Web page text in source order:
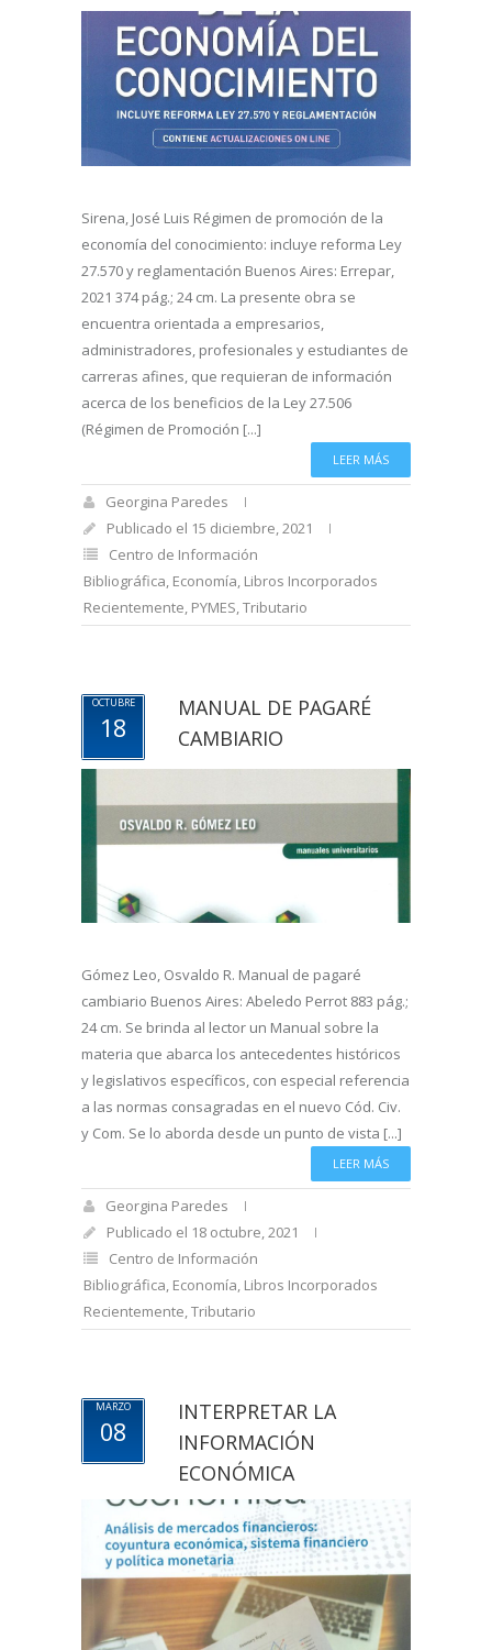
Sirena, José Luis Régimen de promoción de la
economía del conocimiento: incluye reforma Ley
27.570 y reglamentación Buenos Aires: Errepar,
2021 374 pág.; 24 cm. La presente obra se
encuentra orientada a empresarios,
administradores, profesionales y estudiantes de
carreras afines, que requieran de información
acerca de los beneficios de la Ley 27.506
(Régimen de Promoción [...]
LEER MÁS
Georgina Paredes
Publicado el 15 diciembre, 2021
Centro de Información
Bibliográfica, Economía, Libros Incorporados
Recientemente, PYMES,Tributario
OCTUBRE
18
MANUAL DE PAGARÉ
CAMBIARIO
Gómez Leo, Osvaldo R. Manual de pagaré
cambiario Buenos Aires: Abeledo Perrot 883 pág.;
24 cm. Se brinda al lector un Manual sobre la
materia que abarca los antecedentes históricos
y legislativos específicos, con especial referencia
a las normas consagradas en el nuevo Cód. Civ.
y Com. Se lo aborda desde un punto de vista [...]
LEER MÁS
Georgina Paredes
Publicado el 18 octubre, 2021
Centro de Información
Bibliográfica, Economía, Libros Incorporados
Recientemente,Tributario
MARZO
08
INTERPRETAR LA
INFORMACIÓN
ECONÓMICA